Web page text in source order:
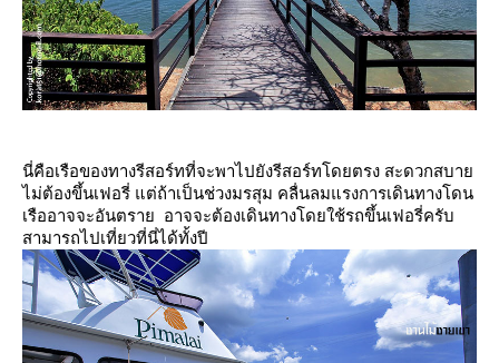
นี่คือเรือของทางรีสอร์ทที่จะพาไปยังรีสอร์ทโดยตรง สะดวกสบา
ไม่ต้องขึ้นเฟอรี่ แต่ถ้าเป็นช่วงมรสุม คลื่นลมแรงการเดินทางโดน
เรืออาจจะอันตราย อาจจะต้องเดินทางโดยใช้รถขึ้นเฟอรี่ครับ
สามารถไปเที่ยวที่นี่ได้ทั้งปี